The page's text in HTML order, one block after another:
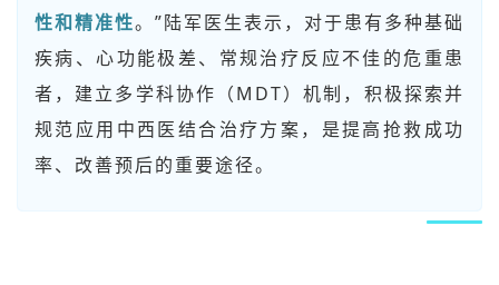
性和精准性。”陆军医生表示，对于患有多种基础
疾病、心功能极差、常规治疗反应不佳的危重患
者，建立多学科协作（MDT）机制，积极探索并
规范应用中西医结合治疗方案，是提高抢救成功
率、改善预后的重要途径。